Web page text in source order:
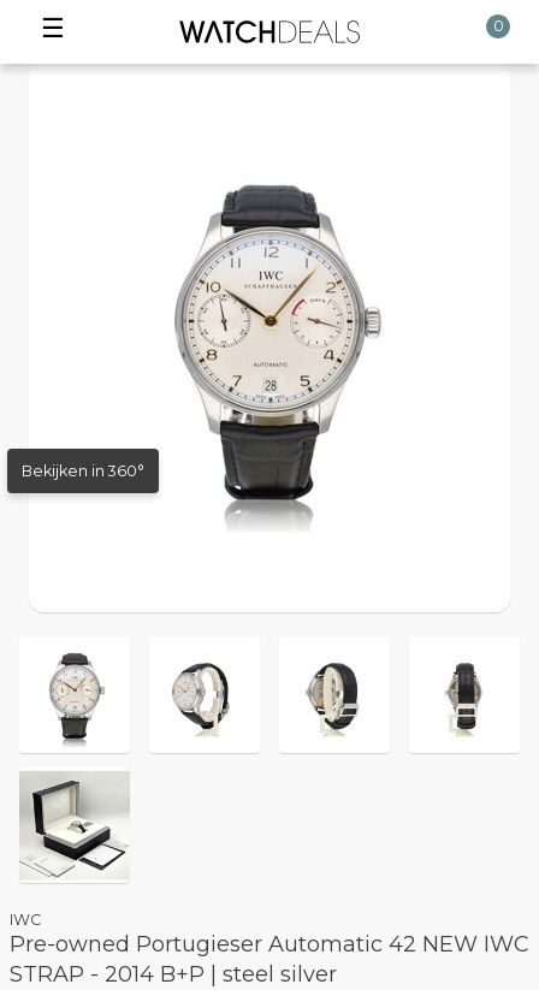
☰ 0
Bekijken in 360°
IWC
Pre-owned Portugieser Automatic 42 NEW IWC
STRAP - 2014 B+P | steel silver